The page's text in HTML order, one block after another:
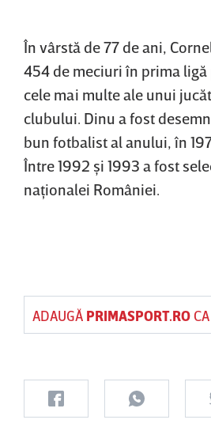
În vârstă de 77 de ani,
454 de meciuri în prima ligă
cele mai multe ale unui
clubului. Dinu a fost
bun fotbalist al anului, în
Între 1992 şi 1993 a fost
naţionalei României.
ADAUGĂ PRIMASPORT.RO